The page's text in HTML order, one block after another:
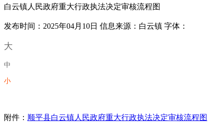
白云镇人民政府重大行政执法决定审核流程图
发布时间：2025年04月10日 信息来源：白云镇 字体：
大
中
小
附件： 顺平县白云镇人民政府重大行政执法决定审核流程图